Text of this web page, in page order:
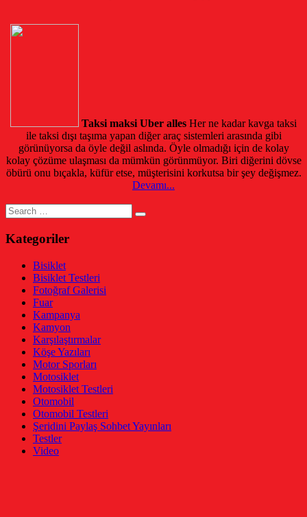
Taksi maksi Uber alles Her ne kadar kavga taksi
ile taksi dışı taşıma yapan diğer araç sistemleri arasında gibi
görünüyorsa da öyle değil aslında. Öyle olmadığı için de kolay
kolay çözüme ulaşması da mümkün görünmüyor. Biri diğerini dövse
öbürü onu bıçakla, küfür etse, müşterisini korkutsa bir şey değişmez.
Devamı...
Search
for:
Kategoriler
Bisiklet
Bisiklet Testleri
Fotoğraf Galerisi
Fuar
Kampanya
Kamyon
Karşılaştırmalar
Köşe Yazıları
Motor Sporları
Motosiklet
Motosiklet Testleri
Otomobil
Otomobil Testleri
Şeridini Paylaş Sohbet Yayınları
Testler
Video